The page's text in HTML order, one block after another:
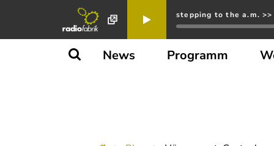
stepping to the a.m.
News Programm